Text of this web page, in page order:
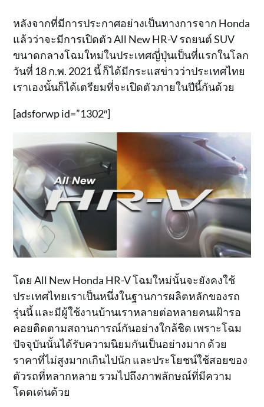
หลังจากที่มีการประกาศอย่างเป็นทางการจาก Honda
แล้วว่าจะมีการเปิดตัว All New HR-V รถยนต์ SUV
ขนาดกลางโฉมใหม่ในประเทศญี่ปุ่นเป็นที่แรกในโลก
วันที่ 18 ก.พ. 2021 นี้ ก็ได้มีกระแสข่าวว่าประเทศไทย
เราเองนั้นก็ได้เตรียมที่จะเปิดตัวภายในปีนี้กันด้วย
[adsforwp id=”1302″]
โดย All New Honda HR-V โฉมใหม่นั้นจะยังคงใช้
ประเทศไทยเราเป็นหนึ่งในฐานการผลิตหลักของรถ
รุ่นนี้ และมีผู้ใช้งานบ้านเราหลายต่อหลายคนเฝ้ารอ
คอยติดตามสถานการณ์กันอย่างใกล้ชิด เพราะโฉม
ปัจจุบันนั้นได้รับความนิยมกันเป็นอย่างมาก ด้วย
ราคาที่ไม่สูงมากเกินไปนัก และประโยชน์ใช้สอยของ
ตัวรถที่หลากหลาย รวมไปถึงภาพลักษณ์ที่มีความ
โดดเด่นด้วย